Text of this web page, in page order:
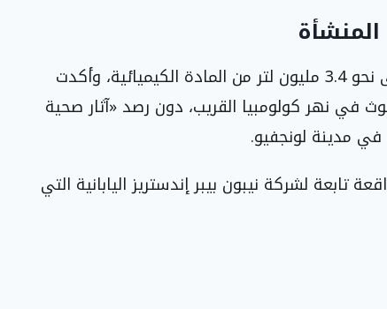
المنشأة
وذكر مسؤولون أن الخزان كان يحتوي على نحو 3.4 مليون لتر من المادة الكيميائية، وأكدت
في نهر كولومبيا القريب، دون رصد «آثار صحية
مدينة لونجفيو.
لشركة نيبون بيبر إندستريز اليابانية التي